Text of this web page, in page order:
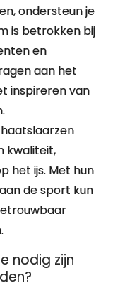
ondersteun je
is betrokken bij
en
aan het
inspireren van
kwaliteit,
het ijs. Met hun
de sport kun
nodig zijn